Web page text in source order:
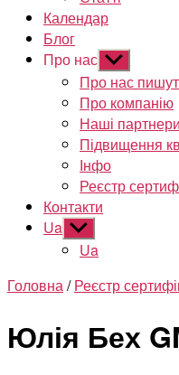
Календар
Блог
Про нас Показати
підменю
Про нас
Про компанію
Наші партнери
Підвищення
Інфо
Реєстр
Контакти
Ua Показати
підменю
Ua
Головна/Реєстр
Юлія Бех